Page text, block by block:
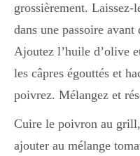
grossièrement. Laissez-
dans une passoire
Ajoutez l’huile d’olive
les câpres égouttés et
poivrez. Mélangez et
Cuire le poivron au
ajouter au mélange